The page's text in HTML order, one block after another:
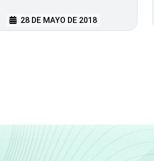
28 DE MAYO DE 2018